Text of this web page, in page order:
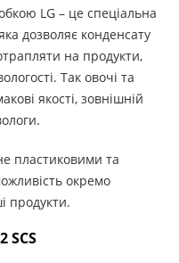
LG – це спеціальна
дозволяє конденсату
на продукти,
Так овочі та
якості, зовнішній
пластиковими та
окремо
продукти.
SCS